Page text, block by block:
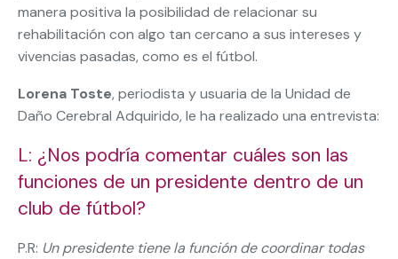
manera positiva la posibilidad de relacionar su
rehabilitación con algo tan cercano a sus intereses y
vivencias pasadas, como es el fútbol.
Lorena Toste, periodista y usuaria de la Unidad de
Daño Cerebral Adquirido, le ha realizado una entrevista:
L: ¿Nos podría comentar cuáles son las
funciones de un presidente dentro de un
club de fútbol?
P.R: Un presidente tiene la función de coordinar todas